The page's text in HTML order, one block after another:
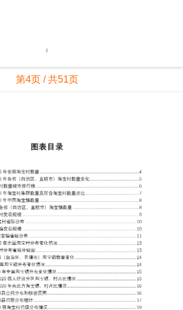
第4页 / 共51页